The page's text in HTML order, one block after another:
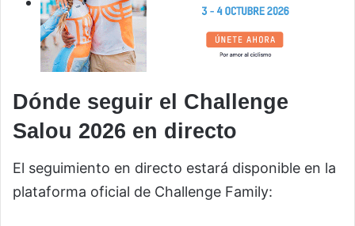
Dónde seguir el Challenge
Salou 2026 en directo
El seguimiento en directo estará disponible en la
plataforma oficial de Challenge Family: